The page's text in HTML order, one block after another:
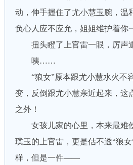
动，伸手握住了尤小慧玉腕，温
负心人应不应允，姐姐维护着你
扭头瞪了上官雷一眼，厉声
咦……
“狼女”原本跟尤小慧水火不
变，反倒跟尤小慧亲近起来，这
之外！
女孩儿家的心里，本来最难
璞玉的上官雷，更是估不透“狼
样，但是一件——